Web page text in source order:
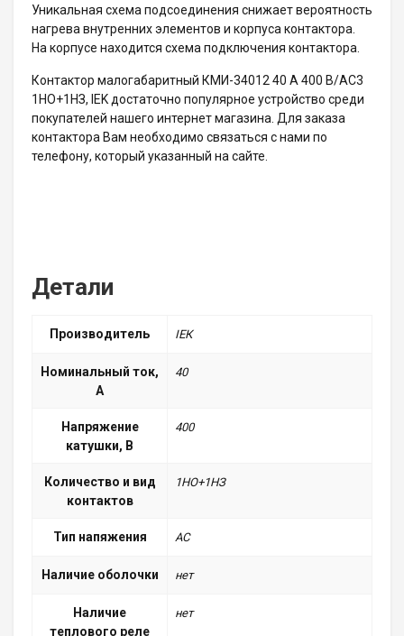
Уникальная схема подсоединения снижает вероятность
нагрева внутренних элементов и корпуса контактора.
На корпусе находится схема подключения контактора.
Контактор малогабаритный КМИ-34012 40 А 400 В/AC3
1НО+1НЗ, IEK достаточно популярное устройство среди
покупателей нашего интернет магазина. Для заказа
контактора Вам необходимо связаться с нами по
телефону, который указанный на сайте.
Детали
Производитель ІЕК
Номинальный ток,
А
40
Напряжение
катушки, В
400
Количество и вид
контактов
1НО+1НЗ
Тип напяжения АС
Наличие оболочки нет
Наличие
теплового реле
нет